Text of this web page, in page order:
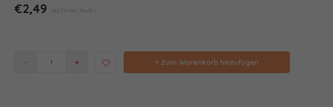
€2,49 (€2,74 Inkl. MwSt.)
- + + Zum Warenkorb hinzufügen